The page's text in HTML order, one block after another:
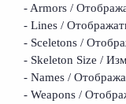
- Armors /
- Lines /
- Sceletons /
- Skeleton Size /
- Names /
- Weapons /